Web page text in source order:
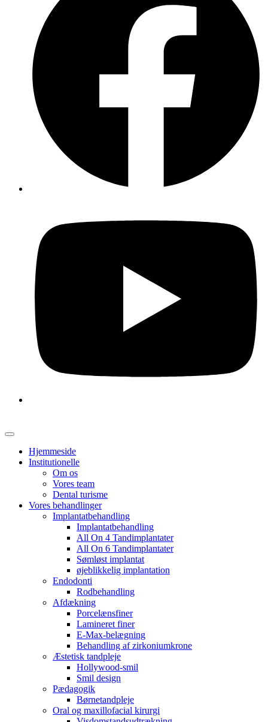
Hjemmeside
Institutionelle
Om os
Vores team
Dental turisme
Vores behandlinger
Implantatbehandling
Implantatbehandling
All On 4 Tandimplantater
All On 6 Tandimplantater
Sømløst implantat
øjeblikkelig implantation
Endodonti
Rodbehandling
Afdækning
Porcelænsfiner
Lamineret finer
E-Max-belægning
Behandling af zirkoniumkrone
Æstetisk tandpleje
Hollywood-smil
Smil design
Pædagogik
Børnetandpleje
Oral og maxillofacial kirurgi